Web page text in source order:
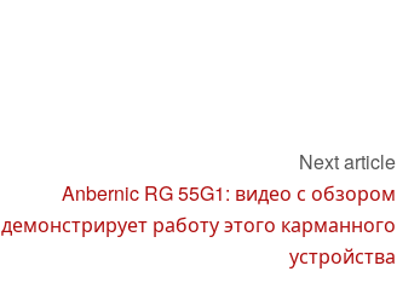
Next article
Anbernic RG 55G1: видео с обзором
демонстрирует работу этого карманного
устройства